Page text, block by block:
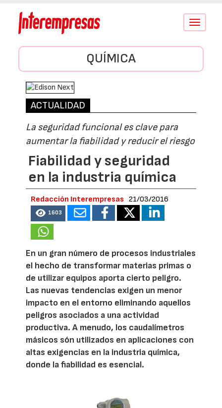
Conmutar
QUÍMICA
ACTUALIDAD
La seguridad funcional es clave para
aumentar la fiabilidad y reducir el riesgo
Fiabilidad y seguridad
en la industria química
Redacción Interempresas 21/03/2016
1603
En un gran número de procesos industriales
el hecho de transformar materias primas o
de utilizar equipos aporta cierto peligro.
Las nuevas tendencias exigen un menor
impacto en el entorno eliminando aquellos
peligros asociados a una actividad
productiva. A menudo, los caudalímetros
másicos són utilizados en aplicaciones con
altas exigencias en la industria química,
donde la fiabilidad es esencial.